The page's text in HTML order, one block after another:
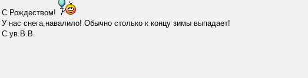
С Рождеством!
У нас снега,навалило! Обычно столько к концу зимы выпадает!
С ув.В.В.